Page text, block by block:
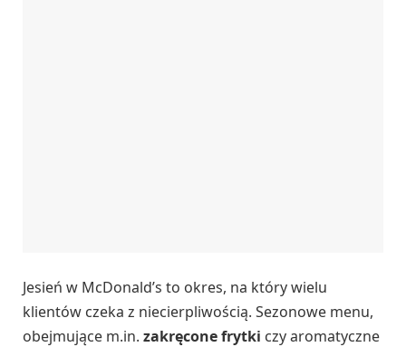
Jesień w McDonald’s to okres, na który wielu
klientów czeka z niecierpliwością. Sezonowe menu,
obejmujące m.in. zakręcone frytki czy aromatyczne